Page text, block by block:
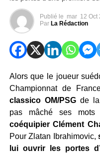
Publié le mar 12 Oct
Par La Rédaction
Alors que le joueur
Championnat de
classico OM/PSGde la
pas mâché ses mots
coéquipier Clément
Pour Zlatan Ibrahimovic,
lui ouvrir les portes